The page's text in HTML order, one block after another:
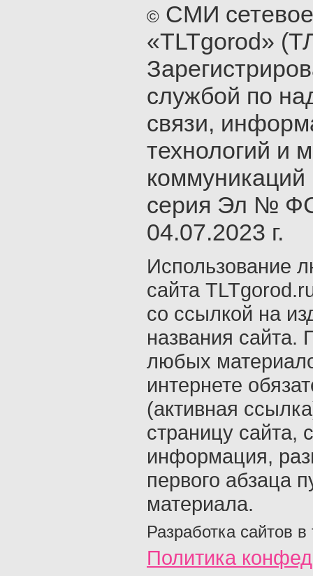
© СМИ
«TLTgorod»
службой по
связи,
технологий и
серия Эл №
04.07.2023 г.
Использование
сайта
со ссылкой на
названия сайта.
любых
интернете
(активная
страницу сайта,
информация,
первого абзаца
материала.
Разработка сайтов в
Политика